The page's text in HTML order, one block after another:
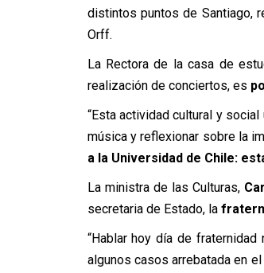
distintos puntos de Santiago,
Orff.
La Rectora de la casa de
realización de conciertos, es
“Esta actividad cultural y
música y reflexionar sobre la
a la Universidad de Chile:
La ministra de las Culturas,
secretaria de Estado, la
“Hablar hoy día de
algunos casos arrebatada en